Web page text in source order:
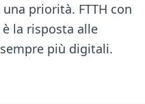
priorità. FTTH con
la risposta alle
più digitali.